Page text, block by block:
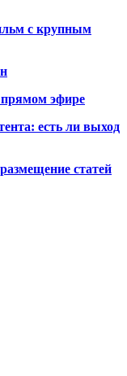
с крупным
эфире
есть ли выход
размещение статей